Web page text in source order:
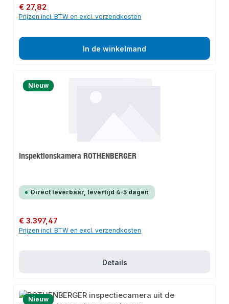
Normale prijs:
€ 27,82
Prijzen incl. BTW en excl. verzendkosten
In de winkelmand
Nieuw
Inspektionskamera ROTHENBERGER
Direct leverbaar, levertijd 4-5 dagen
Normale prijs:
€ 3.397,47
Prijzen incl. BTW en excl. verzendkosten
Details
Nieuw